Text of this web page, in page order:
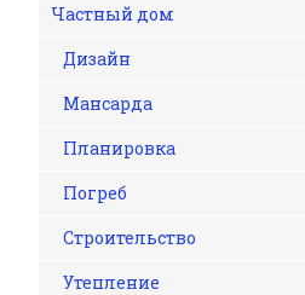
Частный дом
Дизайн
Мансарда
Планировка
Погреб
Строительство
Утепление